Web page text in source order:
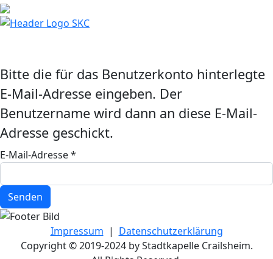
Bitte die für das Benutzerkonto hinterlegte
E-Mail-Adresse eingeben. Der
Benutzername wird dann an diese E-Mail-
Adresse geschickt.
E-Mail-Adresse*
Senden
Impressum | Datenschutzerklärung
Copyright © 2019-2024 by Stadtkapelle Crailsheim.